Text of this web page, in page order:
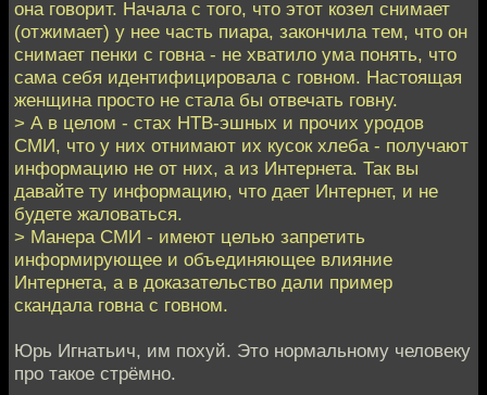
она говорит. Начала с того, что этот козел снимает
(отжимает) у нее часть пиара, закончила тем, что он
снимает пенки с говна - не хватило ума понять, что
сама себя идентифицировала с говном. Настоящая
женщина просто не стала бы отвечать говну.
> А в целом - стах НТВ-эшных и прочих уродов
СМИ, что у них отнимают их кусок хлеба - получают
информацию не от них, а из Интернета. Так вы
давайте ту информацию, что дает Интернет, и не
будете жаловаться.
> Манера СМИ - имеют целью запретить
информирующее и объединяющее влияние
Интернета, а в доказательство дали пример
скандала говна с говном.
Юрь Игнатьич, им похуй. Это нормальному человеку
про такое стрёмно.